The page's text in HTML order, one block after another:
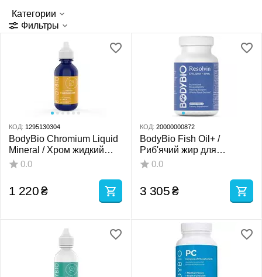
Категории
Фильтры
КОД: 1295130304
BodyBio Chromium Liquid
Mineral / Хром жидкий
минерал 60 мл
0.0
1 220₴
КОД: 20000000872
BodyBio Fish Oil+ /
Риб'ячий жир для
підтримки серця й мозку
0.0
3 305₴